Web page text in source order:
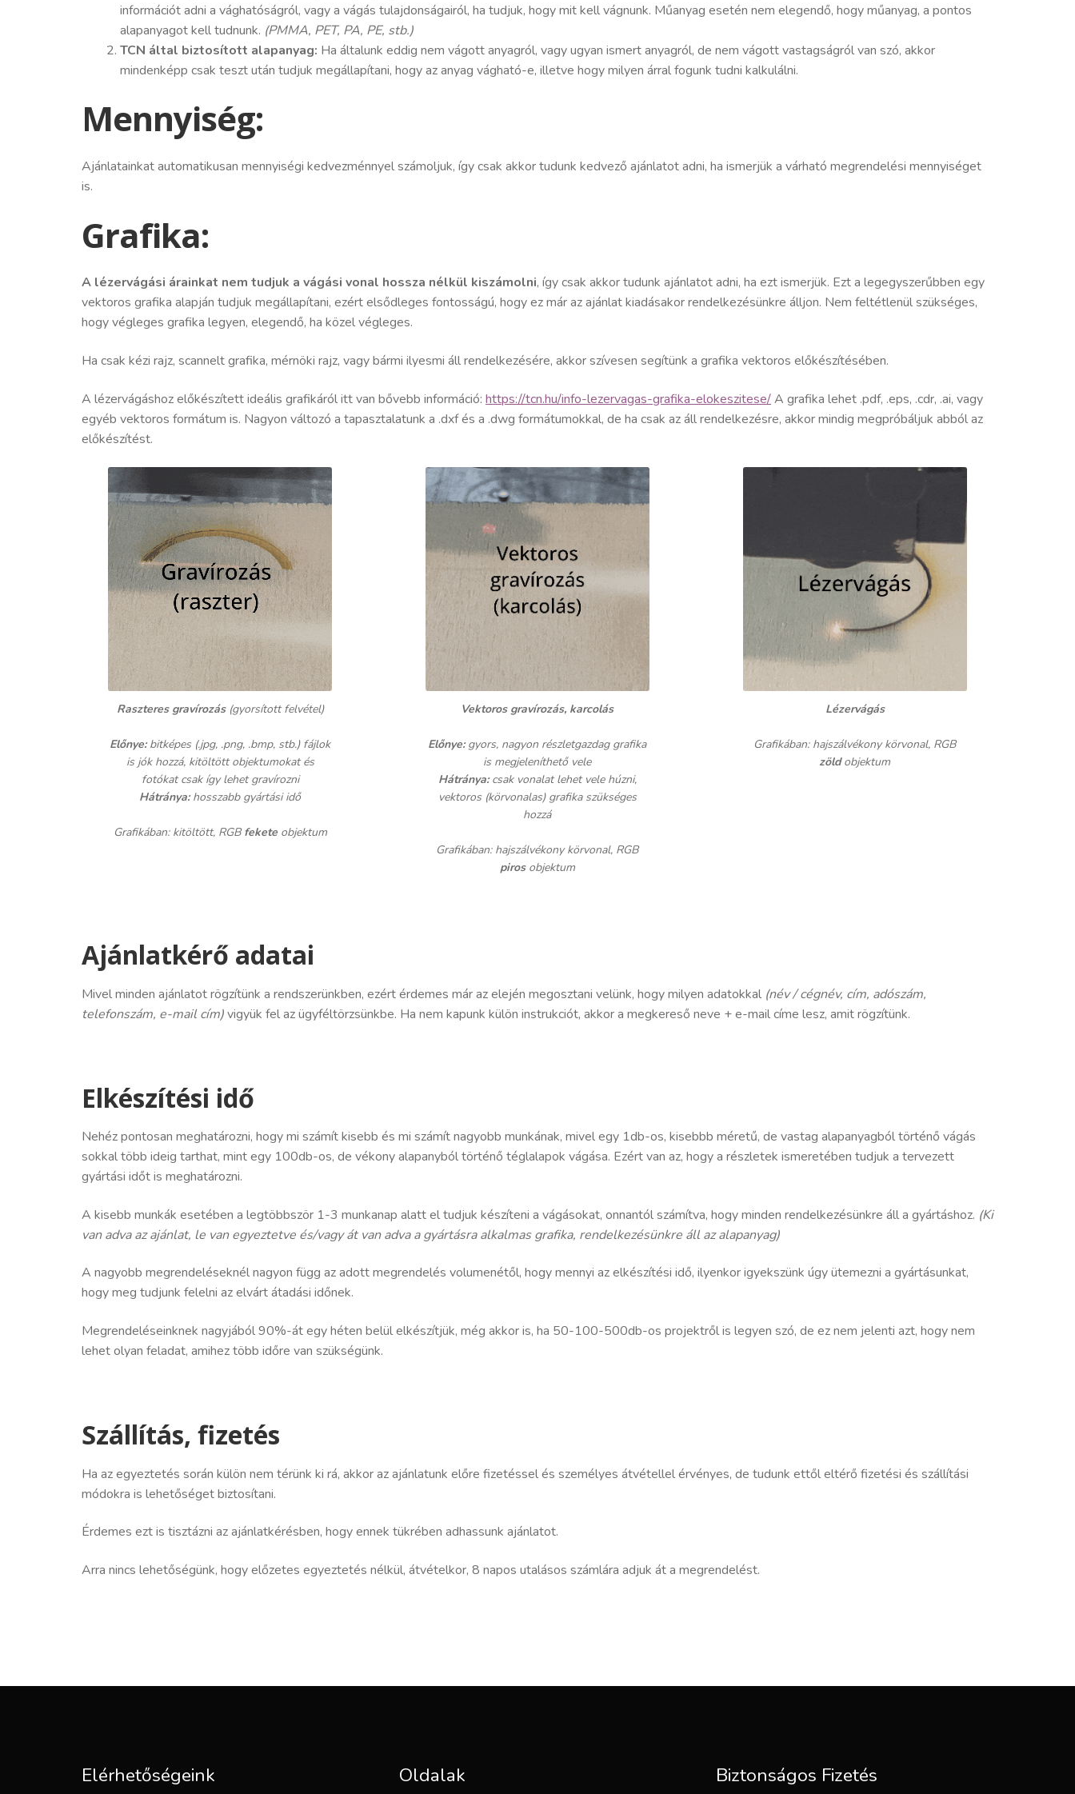
információt adni a vághatóságról, vagy a vágás tulajdonságairól, ha tudjuk, hogy mit kell vágnunk. Műanyag esetén nem elegendő, hogy műanyag, a pontos
alapanyagot kell tudnunk. (PMMA, PET, PA, PE, stb.)
TCN által biztosított alapanyag: Ha általunk eddig nem vágott anyagról, vagy ugyan ismert anyagról, de nem vágott vastagságról van szó, akkor
mindenképp csak teszt után tudjuk megállapítani, hogy az anyag vágható-e, illetve hogy milyen árral fogunk tudni kalkulálni.
Mennyiség:
Ajánlatainkat automatikusan mennyiségi kedvezménnyel számoljuk, így csak akkor tudunk kedvező ajánlatot adni, ha ismerjük a várható megrendelési mennyiséget
is.
Grafika:
A lézervágási árainkat nem tudjuk a vágási vonal hossza nélkül kiszámolni, így csak akkor tudunk ajánlatot adni, ha ezt ismerjük. Ezt a legegyszerűbben egy
vektoros grafika alapján tudjuk megállapítani, ezért elsődleges fontosságú, hogy ez már az ajánlat kiadásakor rendelkezésünkre álljon. Nem feltétlenül szükséges,
hogy végleges grafika legyen, elegendő, ha közel végleges.
Ha csak kézi rajz, scannelt grafika, mérnöki rajz, vagy bármi ilyesmi áll rendelkezésére, akkor szívesen segítünk a grafika vektoros előkészítésében.
A lézervágáshoz előkészített ideális grafikáról itt van bővebb információ: https://tcn.hu/info-lezervagas-grafika-elokeszitese/A grafika lehet .pdf, .eps, .cdr, .ai, vagy
egyéb vektoros formátum is. Nagyon változó a tapasztalatunk a .dxf és a .dwg formátumokkal, de ha csak az áll rendelkezésre, akkor mindig megpróbáljuk abból az
előkészítést.
Raszteres gravírozás(gyorsított felvétel)
Előnye:bitképes (.jpg, .png, .bmp, stb.) fájlok
is jók hozzá, kitöltött objektumokat és
fotókat csak így lehet gravírozni
Hátránya:hosszabb gyártási idő
Grafikában: kitöltött, RGBfeketeobjektum
Vektoros gravírozás, karcolás
Előnye:gyors, nagyon részletgazdag grafika
is megjeleníthető vele
Hátránya:csak vonalat lehet vele húzni,
vektoros (körvonalas) grafika szükséges
hozzá
Grafikában: hajszálvékony körvonal, RGB
pirosobjektum
Lézervágás
Grafikában: hajszálvékony körvonal, RGB
zöldobjektum
Ajánlatkérő adatai
Mivel minden ajánlatot rögzítünk a rendszerünkben, ezért érdemes már az elején megosztani velünk, hogy milyen adatokkal (név / cégnév, cím, adószám,
telefonszám, e-mail cím)vigyük fel az ügyféltörzsünkbe. Ha nem kapunk külön instrukciót, akkor a megkereső neve + e-mail címe lesz, amit rögzítünk.
Elkészítési idő
Nehéz pontosan meghatározni, hogy mi számít kisebb és mi számít nagyobb munkának, mivel egy 1db-os, kisebbb méretű, de vastag alapanyagból történő vágás
sokkal több ideig tarthat, mint egy 100db-os, de vékony alapanyból történő téglalapok vágása. Ezért van az, hogy a részletek ismeretében tudjuk a tervezett
gyártási időt is meghatározni.
A kisebb munkák esetében a legtöbbször 1-3 munkanap alatt el tudjuk készíteni a vágásokat, onnantól számítva, hogy minden rendelkezésünkre áll a gyártáshoz. (Ki
van adva az ajánlat, le van egyeztetve és/vagy át van adva a gyártásra alkalmas grafika, rendelkezésünkre áll az alapanyag)
A nagyobb megrendeléseknél nagyon függ az adott megrendelés volumenétől, hogy mennyi az elkészítési idő, ilyenkor igyekszünk úgy ütemezni a gyártásunkat,
hogy meg tudjunk felelni az elvárt átadási időnek.
Megrendeléseinknek nagyjából 90%-át egy héten belül elkészítjük, még akkor is, ha 50-100-500db-os projektről is legyen szó, de ez nem jelenti azt, hogy nem
lehet olyan feladat, amihez több időre van szükségünk.
Szállítás, fizetés
Ha az egyeztetés során külön nem térünk ki rá, akkor az ajánlatunk előre fizetéssel és személyes átvétellel érvényes, de tudunk ettől eltérő fizetési és szállítási
módokra is lehetőséget biztosítani.
Érdemes ezt is tisztázni az ajánlatkérésben, hogy ennek tükrében adhassunk ajánlatot.
Arra nincs lehetőségünk, hogy előzetes egyeztetés nélkül, átvételkor, 8 napos utalásos számlára adjuk át a megrendelést.
Elérhetőségeink Oldalak Biztonságos Fizetés